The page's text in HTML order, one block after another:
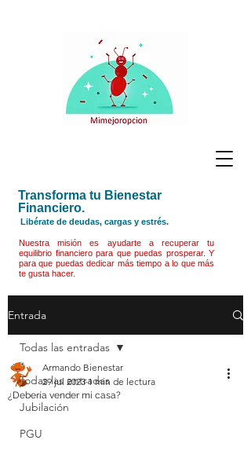
Transforma tu Bienestar
Financiero.
Libérate de deudas, cargas y estrés.
Nuestra misión es ayudarte a recuperar tu
equilibrio financiero para que puedas prosperar. Y
para que puedas dedicar más tiempo a lo que más
te gusta hacer.
Entrada
Todas las entradas
Jubilación
PGU
Todas las entradas
¿Debería vender mi casa?
Armando Bienestar
29 jul 2023 1 min de lectura